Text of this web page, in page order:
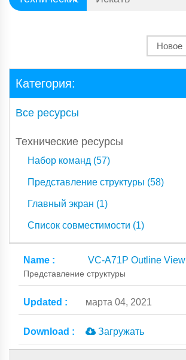
Категория:
Все ресурсы
Технические ресурсы
Набор команд (57)
Представление структуры (58)
Главный экран (1)
Список совместимости (1)
VC-A71P Outline View
Представление структуры
марта 04, 2021
Загружать